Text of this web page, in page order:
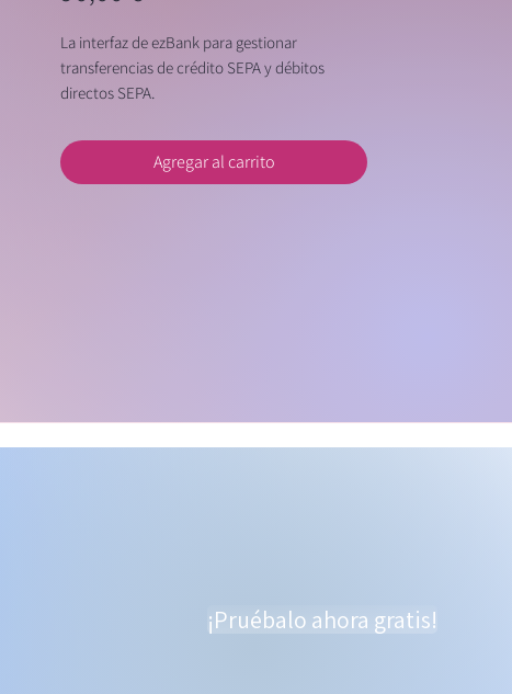
La interfaz de ezBank para gestionar
transferencias de crédito SEPA y débitos
directos SEPA.
Agregar al carrito
¡Pruébalo ahora gratis!